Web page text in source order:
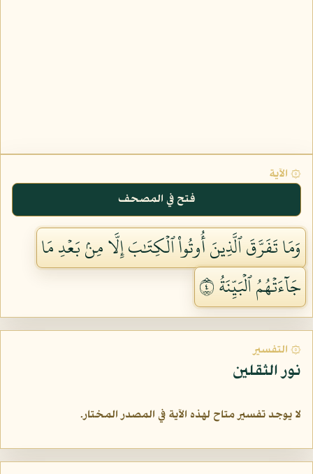
۞ الآية
فتح في المصحف
وَمَا تَفَرَّقَ ٱلَّذِينَ أُوتُواْ ٱلۡكِتَٰبَ إِلَّا مِنۢ بَعۡدِ مَا
جَآءَتۡهُمُ ٱلۡبَيِّنَةُ ٤
۞ التفسير
نور الثقلين
لا يوجد تفسير متاح لهذه الآية في المصدر المختار.